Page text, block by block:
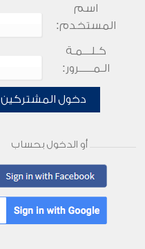
اسم
المستخدم:
كـلـــمـة
الـمـــــرور:
دخول المشتركين
أو الدخول بحساب